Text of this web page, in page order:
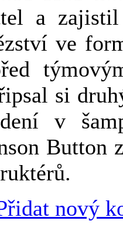
a
ve
si
v
Button
nový